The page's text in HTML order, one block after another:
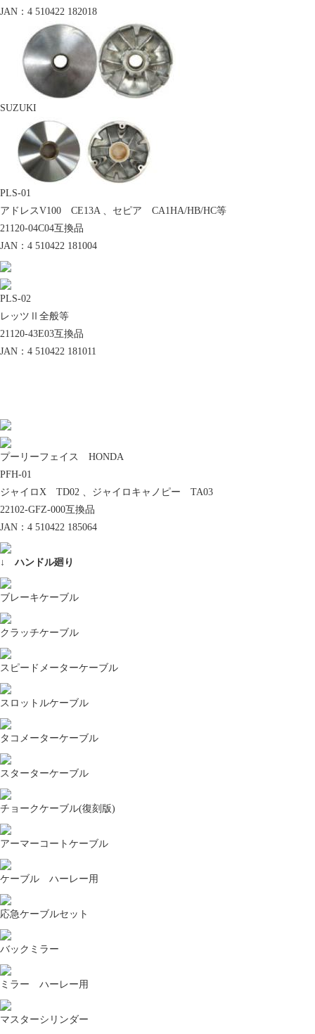
JAN：4 510422 182018
SUZUKI
PLS-01
アドレスV100 CE13A 、セピア CA1HA/HB/HC等
21120-04C04互換品
JAN：4 510422 181004
PLS-02
レッツⅡ全般等
21120-43E03互換品
JAN：4 510422 181011
プーリーフェイス HONDA
PFH-01
ジャイロX TD02 、ジャイロキャノピー TA03
22102-GFZ-000互換品
JAN：4 510422 185064
↓ ハンドル廻り
ブレーキケーブル
クラッチケーブル
スピードメーターケーブル
スロットルケーブル
タコメーターケーブル
スターターケーブル
チョークケーブル(復刻版)
アーマーコートケーブル
ケーブル ハーレー用
応急ケーブルセット
バックミラー
ミラー ハーレー用
マスターシリンダー